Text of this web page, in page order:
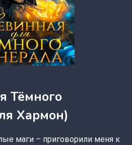
Тёмного
Хармон)
маги – приговорили меня к